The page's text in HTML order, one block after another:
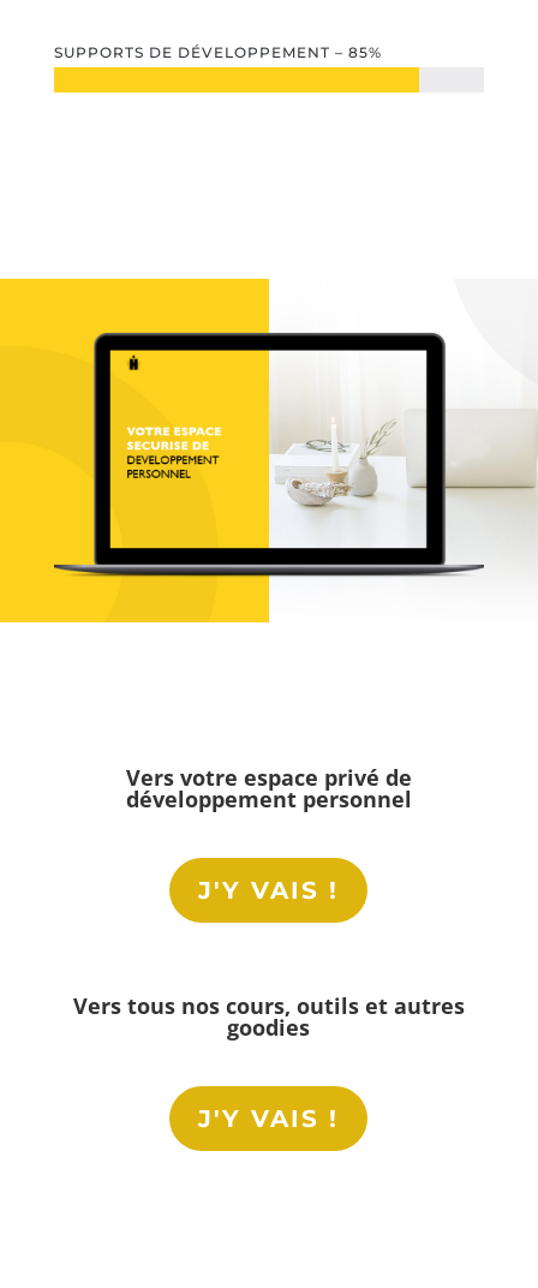
SUPPORTS DE DÉVELOPPEMENT – 85%
Vers votre espace privé de
développement personnel
J'Y VAIS !
Vers tous nos cours, outils et autres
goodies
J'Y VAIS !